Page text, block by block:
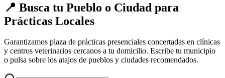
📍 Busca tu Pueblo o Ciudad para
Prácticas Locales
Garantizamos plaza de prácticas presenciales concertadas en clínicas
y centros veterinarios cercanos a tu domicilio. Escribe tu municipio
o pulsa sobre los atajos de pueblos y ciudades recomendados.